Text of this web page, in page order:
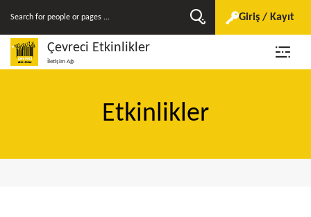
Giriş / Kayıt
Çevreci Etkinlikler
İletişim Ağı
Etkinlikler